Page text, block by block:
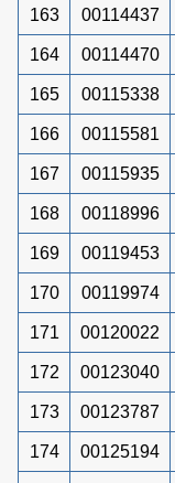
163 00114437
164 00114470
165 00115338
166 00115581
167 00115935
168 00118996
169 00119453
170 00119974
171 00120022
172 00123040
173 00123787
174 00125194